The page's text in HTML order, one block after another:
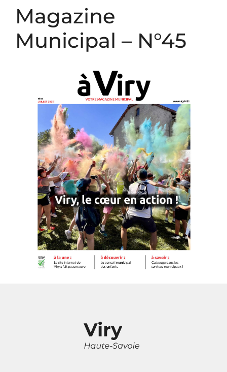
Magazine
Municipal – N°45
Panneau de gestion des cookies